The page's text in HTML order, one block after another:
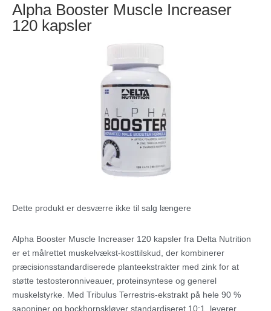
Alpha Booster Muscle Increaser
120 kapsler
Dette produkt er desværre ikke til salg længere
Alpha Booster Muscle Increaser 120 kapsler fra Delta Nutrition
er et målrettet muskelvækst-kosttilskud, der kombinerer
præcisionsstandardiserede planteekstrakter med zink for at
støtte testosteronniveauer, proteinsyntese og generel
muskelstyrke. Med Tribulus Terrestris-ekstrakt på hele 90 %
saponiner og bockhornskløver standardiseret 10:1, leverer